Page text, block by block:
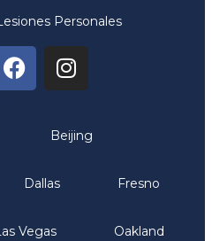
Personales
Beijing
Dallas Fresno
Vegas Oakland